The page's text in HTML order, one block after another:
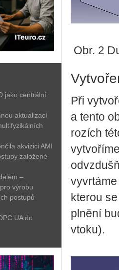
jako centrální
aktualizací
akvizici AMI
založené
–
výrobu
postupů
UA do
Obr. 2
Při
a tento
rozích
kterou
plnění
vtoku).